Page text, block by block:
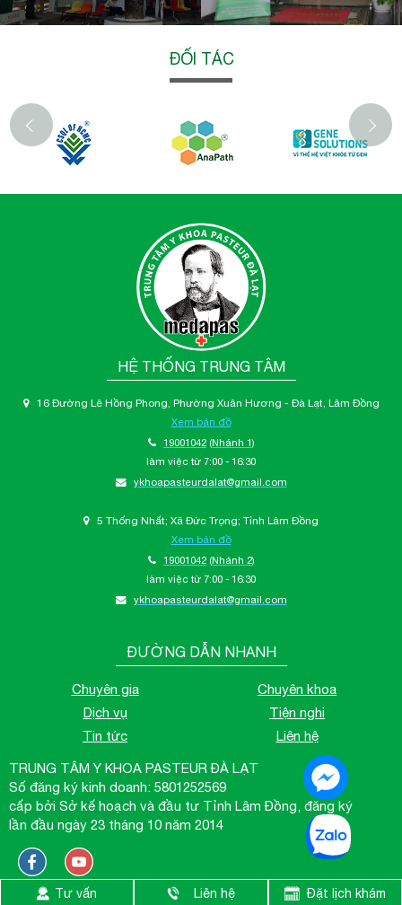
ĐỐI TÁC
‹
HỆ THỐNG TRUNG TÂM
16 Đường Lê Hồng Phong, Phường Xuân Hương - Đà Lạt, Lâm Đồng
Xem bản đồ
19001042 (Nhánh 1)
làm việc từ 7:00 - 16:30
ykhoapasteurdalat@gmail.com
5 Thống Nhất; Xã Đức Trọng; Tỉnh Lâm Đồng
Xem bản đồ
19001042 (Nhánh 2)
làm việc từ 7:00 - 16:30
ykhoapasteurdalat@gmail.com
ĐƯỜNG DẪN NHANH
Chuyên gia
Chuyên khoa
Dịch vụ
Tiện nghi
Tin tức
Liên hệ
TRUNG TÂM Y KHOA PASTEUR ĐÀ LẠT
Số đăng ký kinh doanh: 5801252569
cấp bởi Sở kế hoạch và đầu tư Tỉnh Lâm Đồng, đăng ký
lần đầu ngày 23 tháng 10 năm 2014
Tư vấn Liên hệ Đặt lịch khám
Hotline: 1900 1042